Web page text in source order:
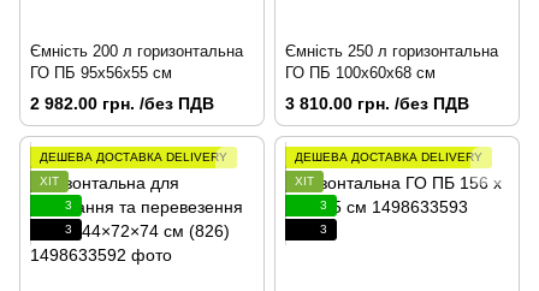
Ємність 200 л горизонтальна
ГО ПБ 95х56х55 см
2 982.00 грн. /без ПДВ
Ємність 250 л горизонтальна
ГО ПБ 100х60х68 см
3 810.00 грн. /без ПДВ
ДЕШЕВА ДОСТАВКА DELIVERY
ХІТ
3
3
ДЕШЕВА ДОСТАВКА DELIVERY
ХІТ
3
3